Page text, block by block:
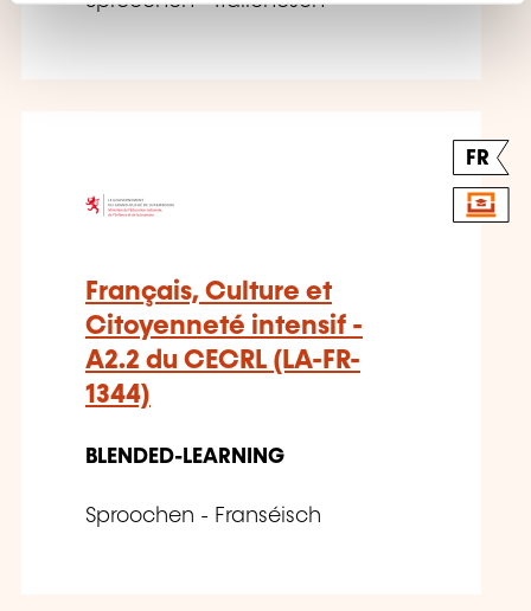
FR
Français, Culture et
Citoyenneté intensif -
A2.2 du CECRL (LA-FR-
1344)
BLENDED-LEARNING
Sproochen - Franséisch